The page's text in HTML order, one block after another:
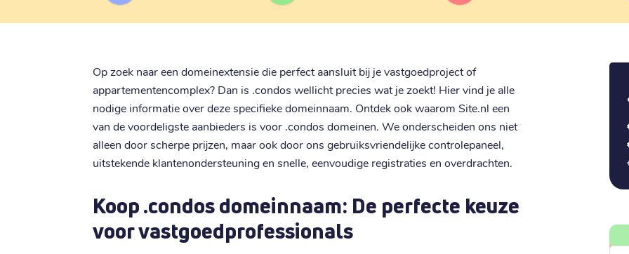
Op zoek naar een domeinextensie die perfect aansluit bij je vastgoedproject of
appartementencomplex? Dan is .condos wellicht precies wat je zoekt! Hier vind je alle
nodige informatie over deze specifieke domeinnaam. Ontdek ook waarom Site.nl een
van de voordeligste aanbieders is voor .condos domeinen. We onderscheiden ons niet
alleen door scherpe prijzen, maar ook door ons gebruiksvriendelijke controlepaneel,
uitstekende klantenondersteuning en snelle, eenvoudige registraties en overdrachten.
Koop .condos domeinnaam: De perfecte keuze
voor vastgoedprofessionals